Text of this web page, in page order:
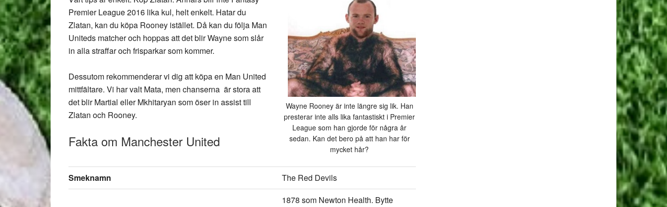
Wayne Rooney är inte längre sig lik. Han
presterar inte alls lika fantastiskt i Premier
League som han gjorde för några år
sedan. Kan det bero på att han har för
mycket hår?
Premier League 2016 lika kul, helt enkelt. Hatar du
Zlatan, kan du köpa Rooney istället. Då kan du följa Man
Uniteds matcher och hoppas att det blir Wayne som slår
in alla straffar och frisparkar som kommer.
Dessutom rekommenderar vi dig att köpa en Man United
mittfältare. Vi har valt Mata, men chanserna är stora att
det blir Martial eller Mkhitaryan som öser in assist till
Zlatan och Rooney.
Fakta om Manchester United
Smeknamn The Red Devils
1878 som Newton Health. Bytte